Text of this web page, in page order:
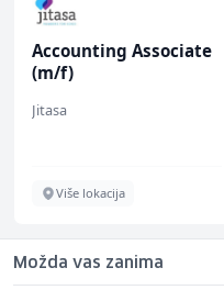
Accounting Associate
(m/f)
Jitasa
Više lokacija
Možda vas zanima